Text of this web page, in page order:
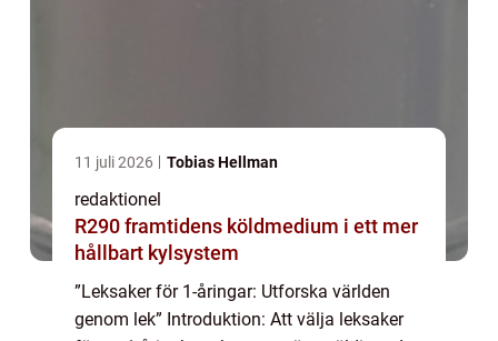
11 juli 2026 Tobias Hellman
redaktionel
R290 framtidens köldmedium i ett mer
hållbart kylsystem
”Leksaker för 1-åringar: Utforska världen
genom lek” Introduktion: Att välja leksaker